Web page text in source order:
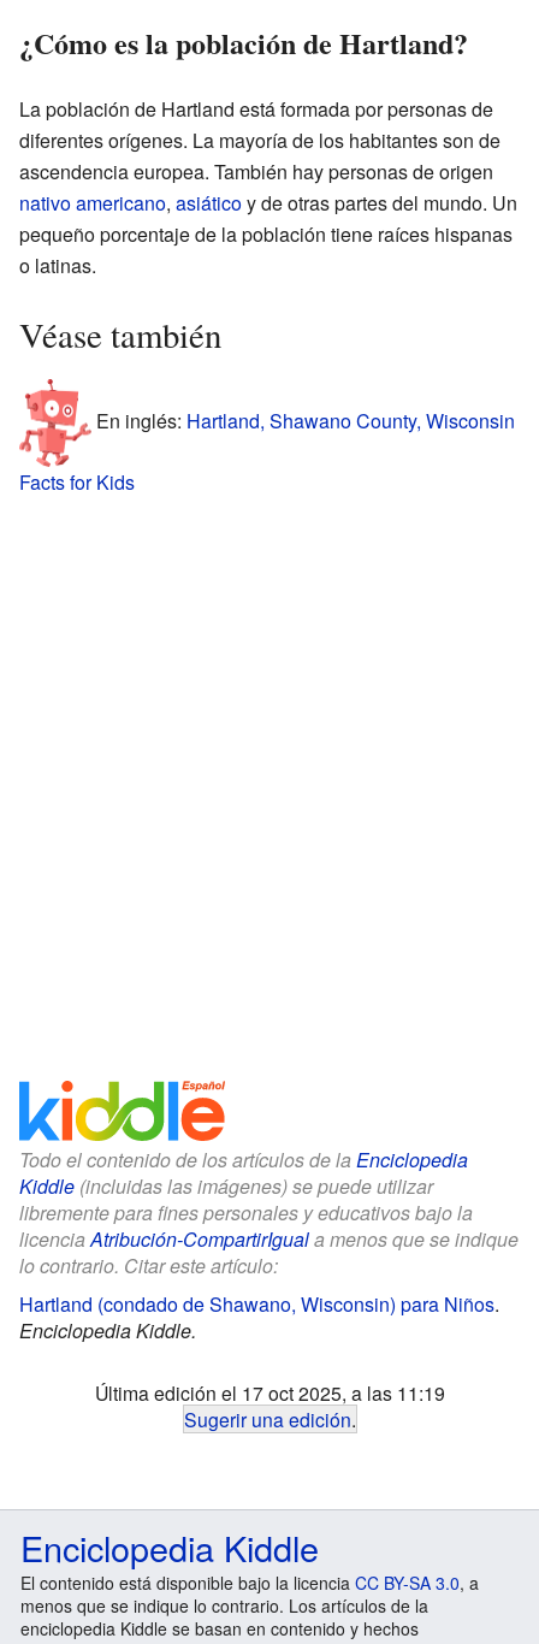
¿Cómo es la población de Hartland?
La población de Hartland está formada por personas de
diferentes orígenes. La mayoría de los habitantes son de
ascendencia europea. También hay personas de origen
nativo americano, asiáticoy de otras partes del mundo. Un
pequeño porcentaje de la población tiene raíces hispanas
o latinas.
Véase también
En inglés: Hartland, Shawano County, Wisconsin
Facts for Kids
Todo el contenido de los artículos de la Enciclopedia
Kiddle (incluidas las imágenes) se puede utilizar
libremente para fines personales y educativos bajo la
licenciaAtribución-CompartirIguala menos que se indique
lo contrario. Citar este artículo:
Hartland (condado de Shawano, Wisconsin) para Niños.
Enciclopedia Kiddle.
Última edición el 17 oct 2025, a las 11:19
Sugerir una edición.
Enciclopedia Kiddle
El contenido está disponible bajo la licencia CC BY-SA 3.0, a
menos que se indique lo contrario. Los artículos de la
enciclopedia Kiddle se basan en contenido y hechos